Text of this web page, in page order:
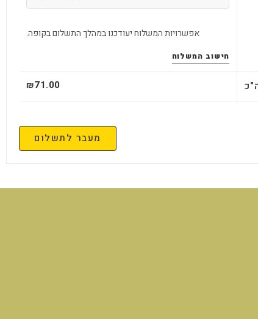
אפשרויות המשלוח יעודכנו במהלך התשלום בקופה.
חישוב המשלוח
₪71.00
מעבר לתשלום